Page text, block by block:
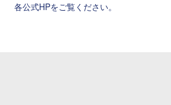
各公式HPをご覧ください。